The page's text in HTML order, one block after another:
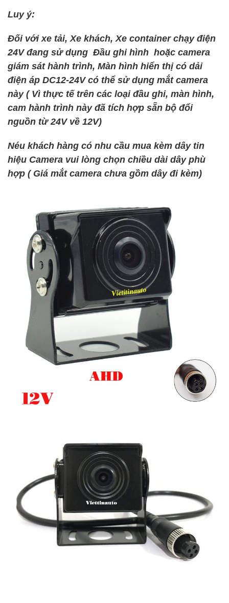
Luy ý:
Đối với xe tải, Xe khách, Xe container chạy điện
24V đang sử dụng Đầu ghi hình hoặc camera
giám sát hành trình, Màn hình hiển thị có dải
điện áp DC12-24V có thể sử dụng mắt camera
này ( Vì thực tế trên các loại đầu ghi, màn hình,
cam hành trình này đã tích hợp sẵn bộ đổi
nguồn từ 24V về 12V)
Néu khách hàng có nhu cầu mua kèm dây tin
hiệu Camera vui lòng chọn chiều dài dây phù
hợp ( Giá mắt camera chưa gồm dây đi kèm)